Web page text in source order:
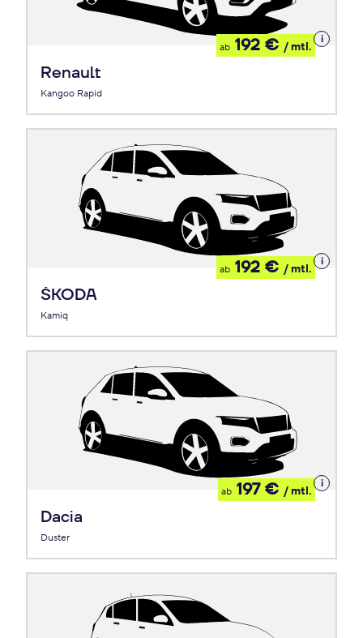
Renault
Kangoo Rapid
ab 192 € / mtl.
Details
zum
ŠKODA
Kamiq
ab 192 € / mtl.
Details
zum
Dacia
Duster
ab 197 € / mtl.
Details
zum